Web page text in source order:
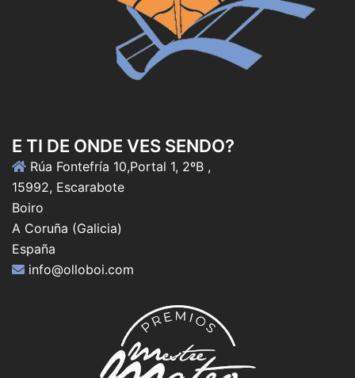
E TI DE ONDE VES SENDO?
Rúa Fontefría 10,Portal 1, 2ºB ,
15992, Escarabote
Boiro
A Coruña (Galicia)
España
info@olloboi.com